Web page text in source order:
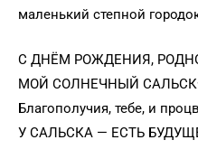
маленький степной
С ДНЁМ РОЖДЕНИЯ,
МОЙ СОЛНЕЧНЫЙ
Благополучия, тебе, и
У САЛЬСКА — ЕСТЬ